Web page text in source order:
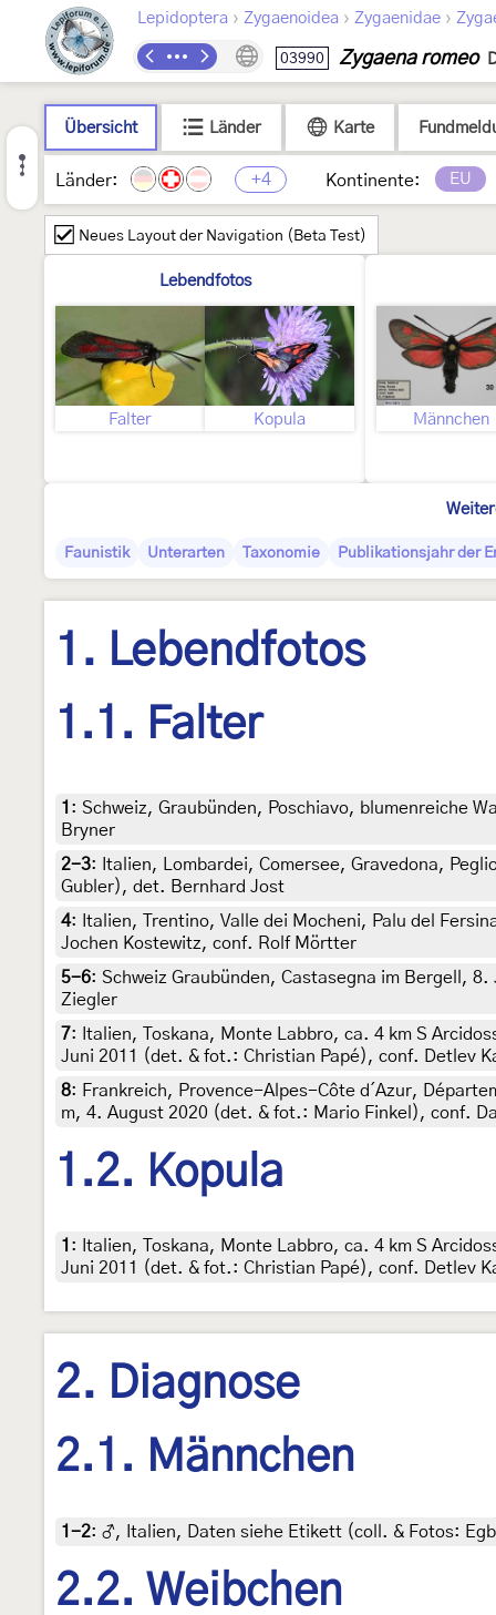
Lepidoptera › Zygaenoidea › Zygaenidae ›
03990 Zygaena romeo
Übersicht Länder Karte
Länder: +4 Kontinente: EU
Neues Layout der Navigation (Beta Test)
Lebendfotos
Falter Kopula Männchen
Faunistik Unterarten Taxonomie Publikationsjahr der
1. Lebendfotos
1.1. Falter
1 : Schweiz, Graubünden, Poschiavo, blumenreiche
Bryner
2-3:
Italien, Lombardei, Comersee, Gravedona,
Gubler), det. Bernhard Jost
4:
Italien, Trentino, Valle dei Mocheni, Palu del
Jochen Kostewitz, conf. Rolf Mörtter
5-6: Schweiz Graubünden, Castasegna im Bergell,
Ziegler
7:
Italien, Toskana, Monte Labbro, ca. 4 km S
Juni 2011 (det. & fot.: Christian Papé), conf. Detlev
8: Frankreich, Provence-Alpes-Côte d´Azur,
m, 4. August 2020 (det. & fot.: Mario Finkel), conf.
1.2. Kopula
1 :
Italien, Toskana, Monte Labbro, ca. 4 km S
Juni 2011 (det. & fot.: Christian Papé), conf. Detlev
2. Diagnose
2.1. Männchen
1-2: ♂, Italien, Daten siehe Etikett (coll. & Fotos:
2.2. Weibchen